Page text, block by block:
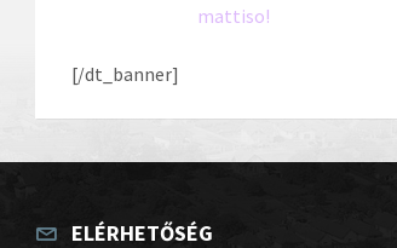
mattiso!
[/dt_banner]
ELÉRHETŐSÉG